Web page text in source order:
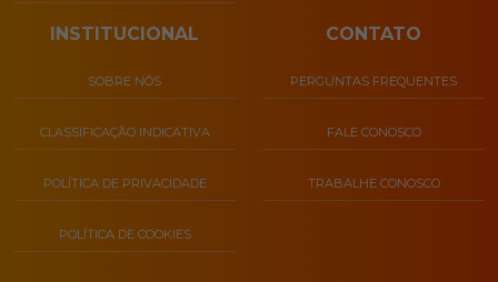
INSTITUCIONAL
SOBRE NÓS
CLASSIFICAÇÃO INDICATIVA
POLÍTICA DE PRIVACIDADE
POLÍTICA DE COOKIES
CONTATO
PERGUNTAS FREQUENTES
FALE CONOSCO
TRABALHE CONOSCO